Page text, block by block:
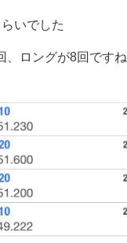
いでした
、ロングが8回ですね